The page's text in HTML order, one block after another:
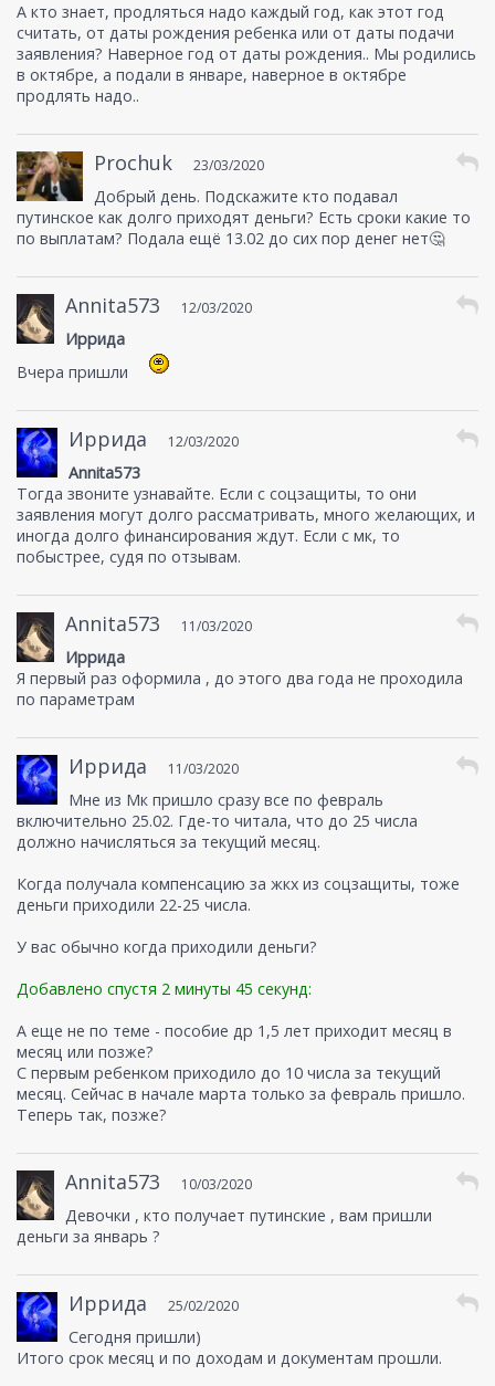
А кто знает, продляться надо каждый год, как этот год
считать, от даты рождения ребенка или от даты подачи
заявления? Наверное год от даты рождения.. Мы родились
в октябре, а подали в январе, наверное в октябре
продлять надо..
Prochuk 23/03/2020
Добрый день. Подскажите кто подавал
путинское как долго приходят деньги? Есть сроки какие то
по выплатам? Подала ещё 13.02 до сих пор денег нет🤔
Annita573 12/03/2020
Иррида
Вчера пришли
Иррида 12/03/2020
Annita573
Тогда звоните узнавайте. Если с соцзащиты, то они
заявления могут долго рассматривать, много желающих, и
иногда долго финансирования ждут. Если с мк, то
побыстрее, судя по отзывам.
Annita573 11/03/2020
Иррида
Я первый раз оформила , до этого два года не проходила
по параметрам
Иррида 11/03/2020
Мне из Мк пришло сразу все по февраль
включительно 25.02. Где-то читала, что до 25 числа
должно начисляться за текущий месяц.
Когда получала компенсацию за жкх из соцзащиты, тоже
деньги приходили 22-25 числа.
У вас обычно когда приходили деньги?
Добавлено спустя 2 минуты 45 секунд:
А еще не по теме - пособие др 1,5 лет приходит месяц в
месяц или позже?
С первым ребенком приходило до 10 числа за текущий
месяц. Сейчас в начале марта только за февраль пришло.
Теперь так, позже?
Annita573 10/03/2020
Девочки , кто получает путинские , вам пришли
деньги за январь ?
Иррида 25/02/2020
Сегодня пришли)
Итого срок месяц и по доходам и документам прошли.